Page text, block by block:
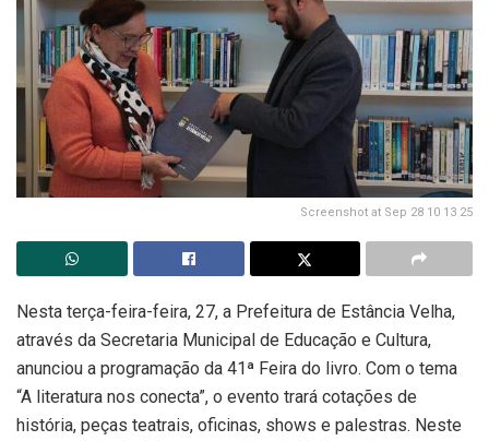
Screenshot at Sep 28 10 13 25
Nesta terça-feira-feira, 27, a Prefeitura de Estância Velha,
através da Secretaria Municipal de Educação e Cultura,
anunciou a programação da 41ª Feira do livro. Com o tema
“A literatura nos conecta”, o evento trará cotações de
história, peças teatrais, oficinas, shows e palestras. Neste